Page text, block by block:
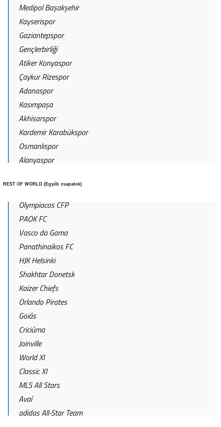
Medipol Başakşehir
Kayserispor
Gaziantepspor
Gençlerbirliği
Atiker Konyaspor
Çaykur Rizespor
Adanaspor
Kasımpaşa
Akhisarspor
Kardemir Karabükspor
Osmanlıspor
Alanyaspor
REST OF WORLD (Egyéb csapatok)
Olympiacos CFP
PAOK FC
Vasco da Gama
Panathinaikos FC
HJK Helsinki
Shakhtar Donetsk
Kaizer Chiefs
Orlando Pirates
Goiás
Criciúma
Joinville
World XI
Classic XI
MLS All Stars
Avaí
adidas All-Star Team